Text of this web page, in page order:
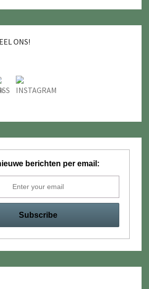
ONS!
berichten per email: